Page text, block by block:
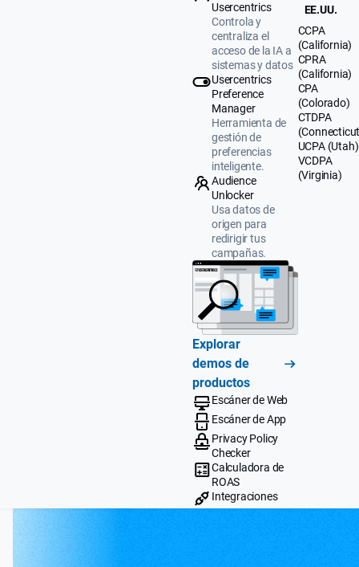
Usercentrics
Controla y
centraliza el
acceso de la IA a
sistemas y datos
Usercentrics
Preference
Manager
Herramienta de
gestión de
preferencias
inteligente.
Audience
Unlocker
Usa datos de
origen para
redirigir tus
campañas.
Explorar
demos de
productos
Escáner de Web
Escáner de App
Privacy Policy
Checker
Calculadora de
ROAS
Integraciones
EE.UU.
CCPA
(California)
CPRA
(California)
CPA
(Colorado)
CTDPA
UCPA (Utah)
VCDPA
(Virginia)